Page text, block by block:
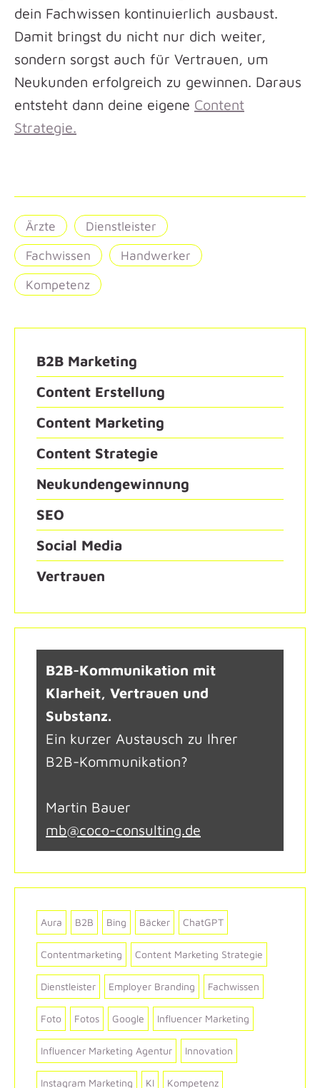
dein Fachwissen kontinuierlich ausbaust.
Damit bringst du nicht nur dich weiter,
sondern sorgst auch für Vertrauen, um
Neukunden erfolgreich zu gewinnen. Daraus
entsteht dann deine eigene Content
Strategie.
Ärzte
Dienstleister
Fachwissen
Handwerker
Kompetenz
B2B Marketing
Content Erstellung
Content Marketing
Content Strategie
Neukundengewinnung
SEO
Social Media
Vertrauen
B2B-Kommunikation mit
Klarheit, Vertrauen und
Substanz.
Ein kurzer Austausch zu Ihrer
B2B-Kommunikation?
Martin Bauer
mb@coco-consulting.de
Aura B2B Bing Bäcker ChatGPT
Contentmarketing Content Marketing Strategie
Dienstleister Employer Branding Fachwissen
Foto Fotos Google Influencer Marketing
Influencer Marketing Agentur Innovation
Instagram Marketing KI Kompetenz